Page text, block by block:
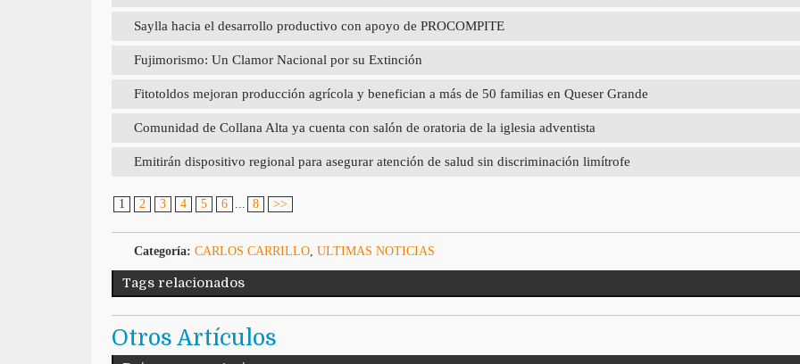
Saylla hacia el desarrollo productivo con apoyo de PROCOMPITE
Fujimorismo: Un Clamor Nacional por su Extinción
Fitotoldos mejoran producción agrícola y benefician a más de 50 familias en Queser Grande
Comunidad de Collana Alta ya cuenta con salón de oratoria de la iglesia adventista
Emitirán dispositivo regional para asegurar atención de salud sin discriminación limítrofe
1 2 3 4 5 6 8 >>
Categoría: CARLOS CARRILLO, ULTIMAS NOTICIAS
Tags relacionados
Otros Artículos